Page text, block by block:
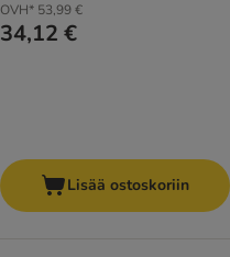
OVH* 53,99 €
34,12 €
Lisää ostoskoriin